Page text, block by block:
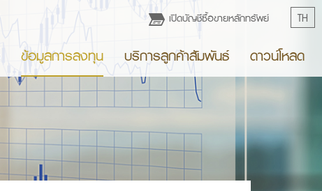
เปิดบัญชีซื้อขายหลักทรัพย์ TH
ข้อมูลการลงทุน บริการลูกค้าสัมพันธ์ ดาวน์โหลด